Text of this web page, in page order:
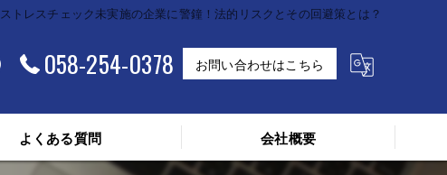
ストレスチェック未実施の企業に警鐘！法的リスクとその回避策とは？
058-254-0378 お問い合わせはこちら
よくある質問 会社概要